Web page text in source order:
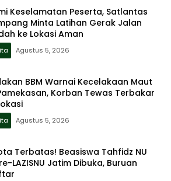
Keselamatan Peserta, Satlantas
Minta Latihan Gerak Jalan
ke Lokasi Aman
Agustus 5, 2026
BBM Warnai Kecelakaan Maut
Korban Tewas Terbakar
Agustus 5, 2026
Terbatas! Beasiswa Tahfidz NU
LAZISNU Jatim Dibuka, Buruan